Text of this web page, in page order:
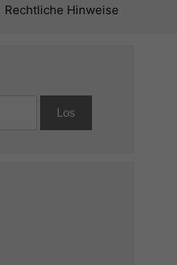
Rechtliche Hinweise